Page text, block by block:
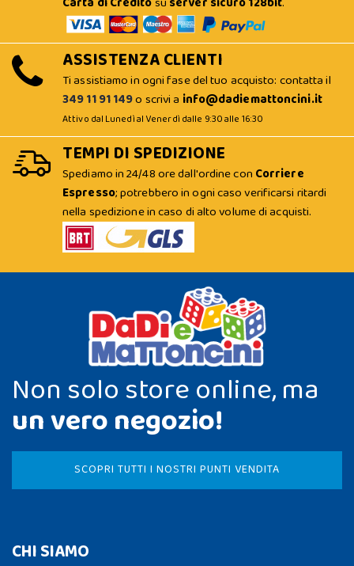
ASSISTENZA CLIENTI
Ti assistiamo in ogni fase del tuo acquisto: contatta il
349 11 91 149o scrivi a info@dadiemattoncini.it
Attivo dal Lunedì al Venerdì dalle 9:30 alle 16:30
TEMPI DI SPEDIZIONE
Spediamo in 24/48 ore dall'ordine con Corriere
Espresso; potrebbero in ogni caso verificarsi ritardi
nella spedizione in caso di alto volume di acquisti.
Non solo store online, ma
un vero negozio!
SCOPRI TUTTI I NOSTRI PUNTI VENDITA
CHI SIAMO